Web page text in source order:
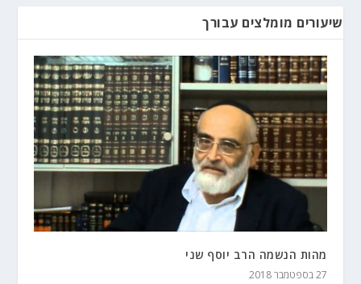
שיעורים מומלצים עבורך
מהות הנשמה הרב יוסף שני
27 בספטמבר 2018